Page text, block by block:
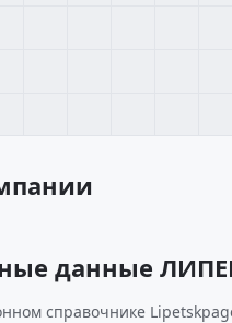
данные
справочнике